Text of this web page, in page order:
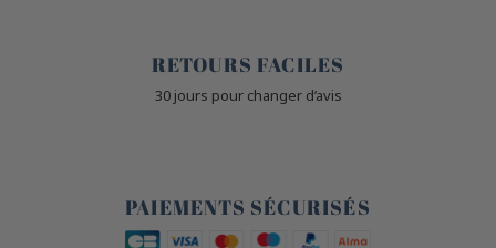
RETOURS FACILES
30 jours pour changer d’avis
PAIEMENTS SÉCURISÉS